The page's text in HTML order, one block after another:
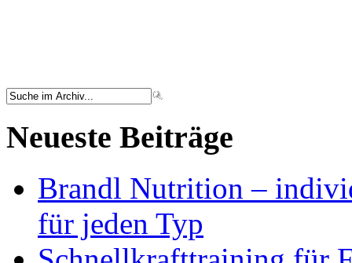
Neueste Beiträge
Brandl Nutrition –
für jeden Typ